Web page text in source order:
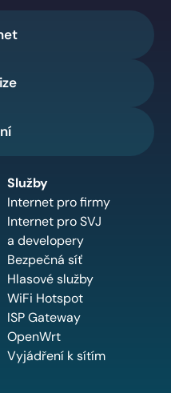
Služby
Internet pro firmy
Internet pro SVJ
a developery
Bezpečná síť
Hlasové služby
WiFi Hotspot
ISP Gateway
OpenWrt
Vyjádření k sítím